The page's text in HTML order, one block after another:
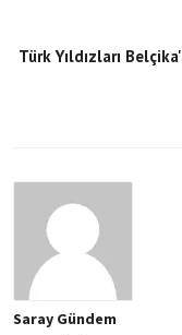
Türk Yıldızları
Saray Gündem